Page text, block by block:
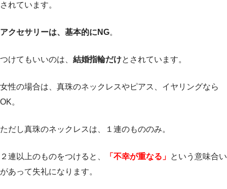
されています。
アクセサリーは、基本的にNG。
つけてもいいのは、 結婚指輪だけとされています。
女性の場合は、真珠のネックレスやピアス、イヤリングなら
OK。
ただし真珠のネックレスは、１連のもののみ。
２連以上のものをつけると、 「不幸が重なる」 という意味合い
があって失礼になります。